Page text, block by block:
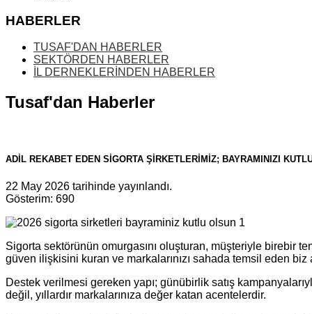
HABERLER
TUSAF'DAN HABERLER
SEKTÖRDEN HABERLER
İL DERNEKLERİNDEN HABERLER
Tusaf'dan Haberler
ADİL REKABET EDEN SİGORTA ŞİRKETLERİMİZ; BAYRAMINIZI
22 May 2026 tarihinde yayınlandı.
Gösterim: 690
Sigorta sektörünün omurgasını oluşturan, müşteriyle birebir
güven ilişkisini kuran ve markalarınızı sahada temsil eden biz
Destek verilmesi gereken yapı; günübirlik satış
değil, yıllardır markalarınıza değer katan acentelerdir.